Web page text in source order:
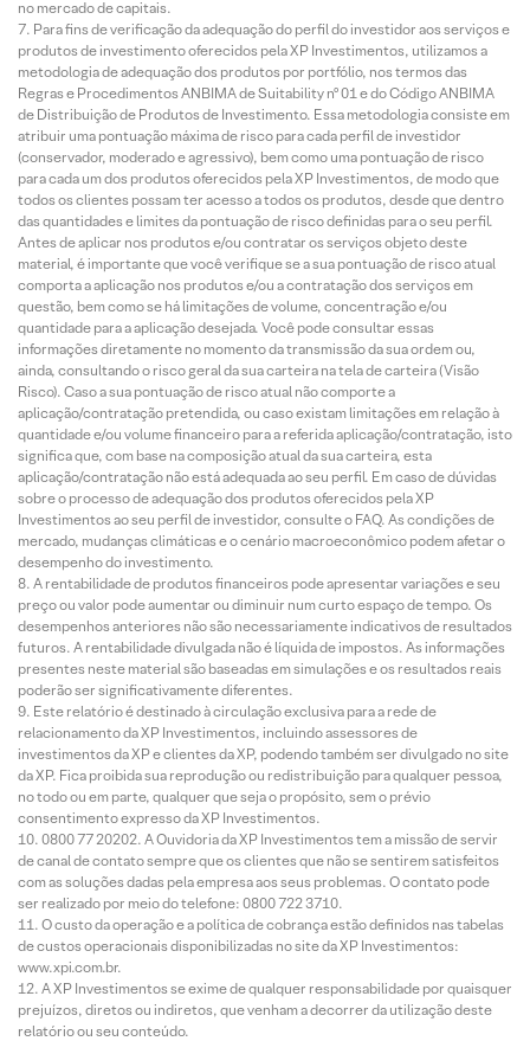
no mercado de capitais.
Para fins de verificação da adequação do perfil do investidor aos serviços e
produtos de investimento oferecidos pela XP Investimentos, utilizamos a
metodologia de adequação dos produtos por portfólio, nos termos das
Regras e Procedimentos ANBIMA de Suitability nº 01 e do Código ANBIMA
de Distribuição de Produtos de Investimento. Essa metodologia consiste em
atribuir uma pontuação máxima de risco para cada perfil de investidor
(conservador, moderado e agressivo), bem como uma pontuação de risco
para cada um dos produtos oferecidos pela XP Investimentos, de modo que
todos os clientes possam ter acesso a todos os produtos, desde que dentro
das quantidades e limites da pontuação de risco definidas para o seu perfil.
Antes de aplicar nos produtos e/ou contratar os serviços objeto deste
material, é importante que você verifique se a sua pontuação de risco atual
comporta a aplicação nos produtos e/ou a contratação dos serviços em
questão, bem como se há limitações de volume, concentração e/ou
quantidade para a aplicação desejada. Você pode consultar essas
informações diretamente no momento da transmissão da sua ordem ou,
ainda, consultando o risco geral da sua carteira na tela de carteira (Visão
Risco). Caso a sua pontuação de risco atual não comporte a
aplicação/contratação pretendida, ou caso existam limitações em relação à
quantidade e/ou volume financeiro para a referida aplicação/contratação, isto
significa que, com base na composição atual da sua carteira, esta
aplicação/contratação não está adequada ao seu perfil. Em caso de dúvidas
sobre o processo de adequação dos produtos oferecidos pela XP
Investimentos ao seu perfil de investidor, consulte o FAQ. As condições de
mercado, mudanças climáticas e o cenário macroeconômico podem afetar o
desempenho do investimento.
A rentabilidade de produtos financeiros pode apresentar variações e seu
preço ou valor pode aumentar ou diminuir num curto espaço de tempo. Os
desempenhos anteriores não são necessariamente indicativos de resultados
futuros. A rentabilidade divulgada não é líquida de impostos. As informações
presentes neste material são baseadas em simulações e os resultados reais
poderão ser significativamente diferentes.
Este relatório é destinado à circulação exclusiva para a rede de
relacionamento da XP Investimentos, incluindo assessores de
investimentos da XP e clientes da XP, podendo também ser divulgado no site
da XP. Fica proibida sua reprodução ou redistribuição para qualquer pessoa,
no todo ou em parte, qualquer que seja o propósito, sem o prévio
consentimento expresso da XP Investimentos.
0800 77 20202. A Ouvidoria da XP Investimentos tem a missão de servir
de canal de contato sempre que os clientes que não se sentirem satisfeitos
com as soluções dadas pela empresa aos seus problemas. O contato pode
ser realizado por meio do telefone: 0800 722 3710.
O custo da operação e a política de cobrança estão definidos nas tabelas
de custos operacionais disponibilizadas no site da XP Investimentos:
www.xpi.com.br.
A XP Investimentos se exime de qualquer responsabilidade por quaisquer
prejuízos, diretos ou indiretos, que venham a decorrer da utilização deste
relatório ou seu conteúdo.